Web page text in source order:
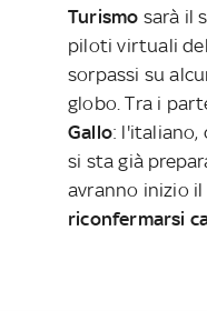
Turismo sarà il
piloti virtuali
sorpassi su
globo. Tra i
Gallo: l'italiano,
si sta già
avranno inizio il
riconfermarsi